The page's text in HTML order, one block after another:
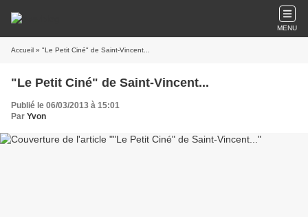
MENU
Accueil » "Le Petit Ciné" de Saint-Vincent...
"Le Petit Ciné" de Saint-Vincent...
Publié le 06/03/2013 à 15:01
Par Yvon